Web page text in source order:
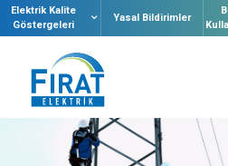
Elektrik Kalite
Göstergeleri
Yasal Bildirimler